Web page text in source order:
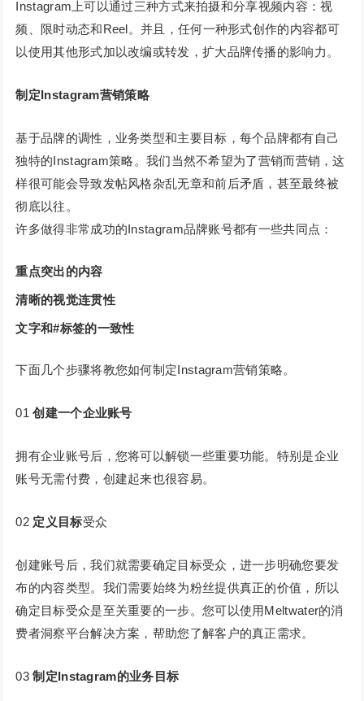
Instagram上可以通过三种方式来拍摄和分享视频内容：视
频、限时动态和Reel。并且，任何一种形式创作的内容都可
以使用其他形式加以改编或转发，扩大品牌传播的影响力。
制定Instagram营销策略
基于品牌的调性，业务类型和主要目标，每个品牌都有自己
独特的Instagram策略。我们当然不希望为了营销而营销，这
样很可能会导致发帖风格杂乱无章和前后矛盾，甚至最终被
彻底以往。
许多做得非常成功的Instagram品牌账号都有一些共同点：
重点突出的内容
清晰的视觉连贯性
文字和#标签的一致性
下面几个步骤将教您如何制定Instagram营销策略。
01创建一个企业账号
拥有企业账号后，您将可以解锁一些重要功能。特别是企业
账号无需付费，创建起来也很容易。
02 定义目标受众
创建账号后，我们就需要确定目标受众，进一步明确您要发
布的内容类型。我们需要始终为粉丝提供真正的价值，所以
确定目标受众是至关重要的一步。您可以使用Meltwater的消
费者洞察平台解决方案，帮助您了解客户的真正需求。
03制定Instagram的业务目标